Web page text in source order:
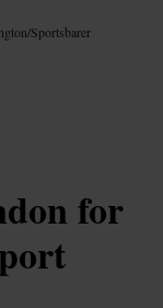
/Sportsbarer
for